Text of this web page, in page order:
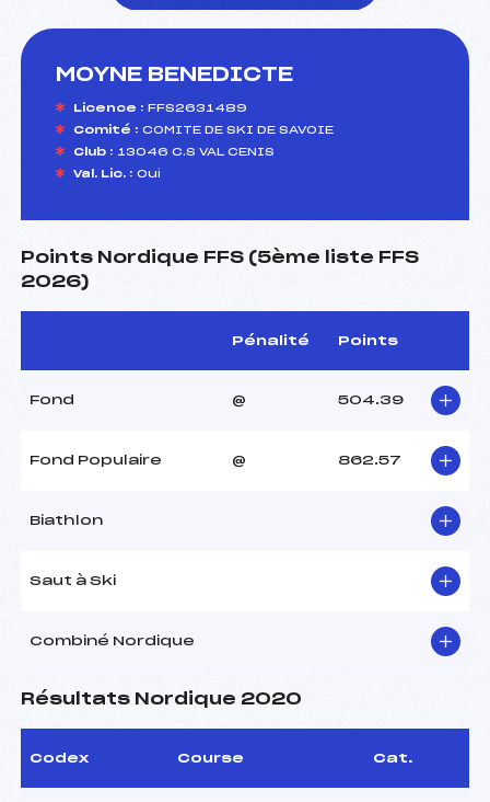
MOYNE BENEDICTE
Licence : FFS2631489
Comité : COMITE DE SKI DE SAVOIE
Club : 13046 C.S VAL CENIS
Val. Lic. : Oui
Points Nordique FFS (5ème liste FFS
2026)
Pénalité Points
Fond @ 504.39
Fond Populaire @ 862.57
Biathlon
Saut à Ski
Combiné Nordique
Résultats Nordique 2020
Codex Course Cat.